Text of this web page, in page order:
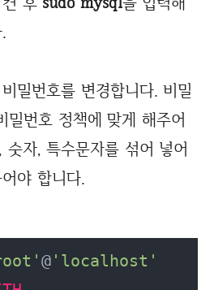
밀번호를 변경합니다. 비밀
밀번호 정책에 맞게 해주어
숫자, 특수문자를 섞어 넣어
야 합니다.
@ 'localhost'